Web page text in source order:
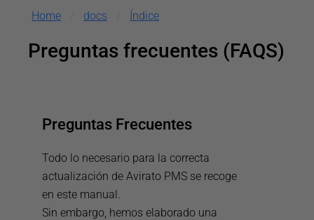
Instalación
Home docs Índice
Preguntas frecuentes (FAQS)
Preguntas Frecuentes
Todo lo necesario para la correcta
actualización de Avirato PMS se recoge
en este manual.
Sin embargo, hemos elaborado una